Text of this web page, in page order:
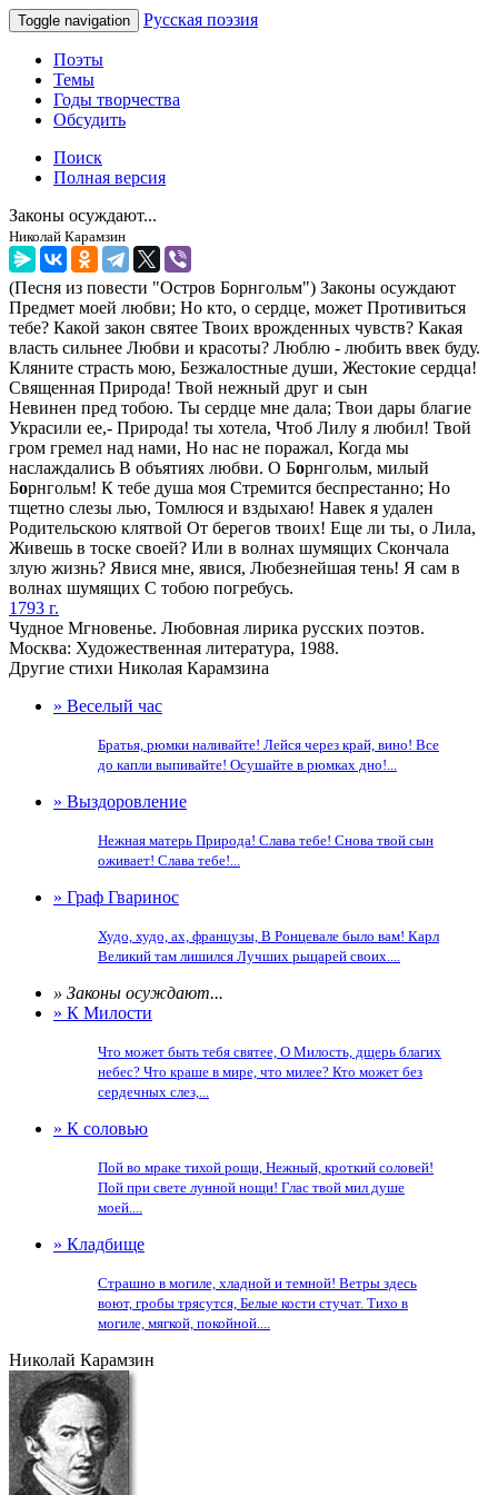
Toggle navigation Русская поэзия
Поэты
Темы
Годы творчества
Обсудить
Поиск
Полная версия
Законы осуждают...
Николай Карамзин
(Песня из повести "Остров Борнгольм") Законы осуждают
Предмет моей любви; Но кто, о сердце, может Противиться
тебе? Какой закон святее Твоих врожденных чувств? Какая
власть сильнее Любви и красоты? Люблю - любить ввек буду.
Кляните страсть мою, Безжалостные души, Жестокие сердца!
Священная Природа! Твой нежный друг и сын
Невинен пред тобою. Ты сердце мне дала; Твои дары благие
Украсили ее,- Природа! ты хотела, Чтоб Лилу я любил! Твой
гром гремел над нами, Но нас не поражал, Когда мы
наслаждались В объятиях любви. О Борнгольм, милый
Борнгольм! К тебе душа моя Стремится беспрестанно; Но
тщетно слезы лью, Томлюся и вздыхаю! Навек я удален
Родительскою клятвой От берегов твоих! Еще ли ты, о Лила,
Живешь в тоске своей? Или в волнах шумящих Скончала
злую жизнь? Явися мне, явися, Любезнейшая тень! Я сам в
волнах шумящих С тобою погребусь.
1793 г.
Чудное Мгновенье. Любовная лирика русских поэтов.
Москва: Художественная литература, 1988.
Другие стихи Николая Карамзина
» Веселый час
Братья, рюмки наливайте! Лейся через край, вино! Все
до капли выпивайте! Осушайте в рюмках дно!...
» Выздоровление
Нежная матерь Природа! Слава тебе! Снова твой сын
оживает! Слава тебе!...
» Граф Гваринос
Худо, худо, ах, французы, В Ронцевале было вам! Карл
Великий там лишился Лучших рыцарей своих....
» Законы осуждают...
» К Милости
Что может быть тебя святее, О Милость, дщерь благих
небес? Что краше в мире, что милее? Кто может без
сердечных слез,...
» К соловью
Пой во мраке тихой рощи, Нежный, кроткий соловей!
Пой при свете лунной нощи! Глас твой мил душе
моей....
» Кладбище
Страшно в могиле, хладной и темной! Ветры здесь
воют, гробы трясутся, Белые кости стучат. Тихо в
могиле, мягкой, покойной....
Николай Карамзин